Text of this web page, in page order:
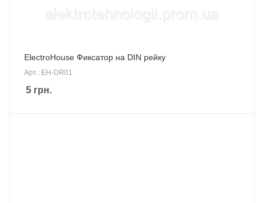
ElectroHouse Фиксатор на DIN рейку
Арт.: EH-DR01
5 грн.